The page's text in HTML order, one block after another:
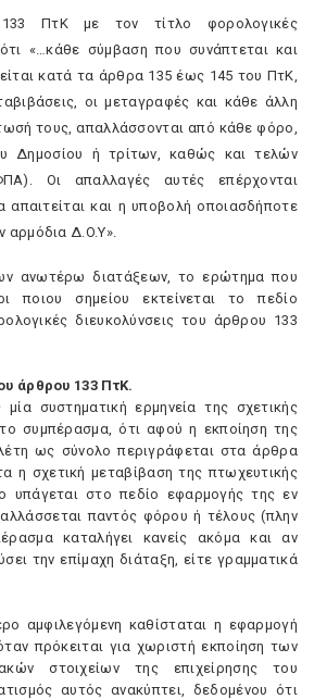
ΠτK με τον τίτλο φορολογικές
ότι «…κάθε σύμβαση που συνάπτεται και
κατά τα άρθρα 135 έως 145 του ΠτK,
οι μεταγραφές και κάθε άλλη
τους, απαλλάσσονται από κάθε φόρο,
Δημοσίου ή τρίτων, καθώς και τελών
Oι απαλλαγές αυτές επέρχονται
απαιτείται και η υποβολή οποιασδήποτε
αρμόδια Δ.O.Y».
ανωτέρω διατάξεων, το ερώτημα που
ποιου σημείου εκτείνεται το πεδίο
διευκολύνσεις του άρθρου 133
άρθρου 133 ΠτK.
μία συστηματική ερμηνεία της σχετικής
συμπέρασμα, ότι αφού η εκποίηση της
ως σύνολο περιγράφεται στα άρθρα
η σχετική μεταβίβαση της πτωχευτικής
υπάγεται στο πεδίο εφαρμογής της εν
παντός φόρου ή τέλους (πλην
καταλήγει κανείς ακόμα και αν
την επίμαχη διάταξη, είτε γραμματικά
αμφιλεγόμενη καθίσταται η εφαρμογή
πρόκειται για χωριστή εκποίηση των
στοιχείων της επιχείρησης του
αυτός ανακύπτει, δεδομένου ότι